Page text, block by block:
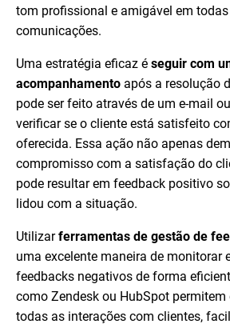
tom profissional e amigável em
comunicações.
Uma estratégia eficaz é seguir com
acompanhamento após a resolução
pode ser feito através de um e-mail
verificar se o cliente está satisfeito
oferecida. Essa ação não apenas
compromisso com a satisfação do
pode resultar em feedback positivo
lidou com a situação.
Utilizarferramentas de gestão de
uma excelente maneira de monitorar
feedbacks negativos de forma
como Zendesk ou HubSpot permitem
todas as interações com clientes,